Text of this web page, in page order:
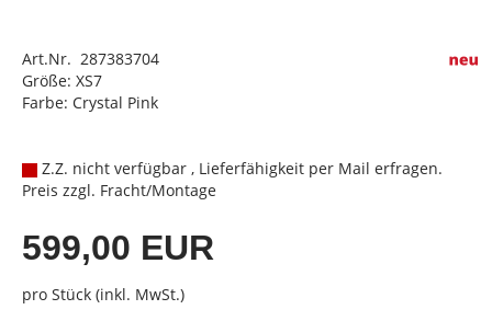
Art.Nr. 287383704
Größe: XS7
Farbe: Crystal Pink
Z.Z. nicht verfügbar , Lieferfähigkeit per Mail erfragen.
Preis zzgl. Fracht/Montage
599,00 EUR
pro Stück (inkl. MwSt.)